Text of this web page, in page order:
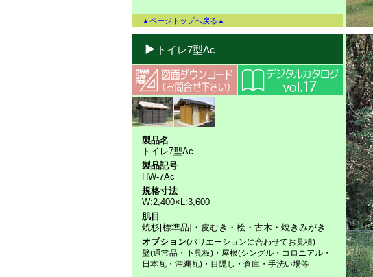
▲ページトップへ戻る▲
トイレ7型Ac
製品名
トイレ7型Ac
製品記号
HW-7Ac
規格寸法
W:2,400×L:3,600
肌目
焼杉[標準品]・皮むき・桧・古木・焼きみがき
オプション(バリエーションに合わせてお見積)
壁(通常品・下見板)・屋根(シングル・コロニアル・
日本瓦・沖縄瓦)・目隠し・倉庫・手洗い場等